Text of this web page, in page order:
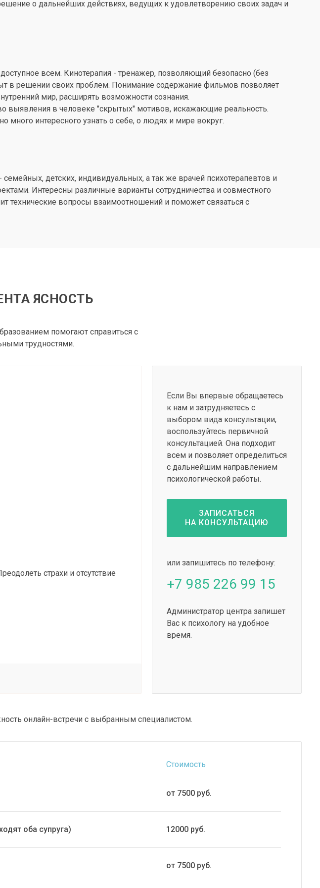
о дальнейших действиях, ведущих к удовлетворению своих задач и
всем. Кинотерапия - тренажер, позволяющий безопасно (без
в решении своих проблем. Понимание содержание фильмов позволяет
мир, расширять возможности сознания.
выявления в человеке "скрытых" мотивов, искажающие реальность.
интересного узнать о себе, о людях и мире вокруг.
детских, индивидуальных, а так же врачей психотерапевтов и
Интересны различные варианты сотрудничества и совместного
технические вопросы взаимоотношений и поможет связаться с
ЯСНОСТЬ
помогают справиться с
трудностями.
страхи и отсутствие
душевные кризисы и найти новые
Если Вы впервые обращаетесь
к нам и затрудняетесь с
выбором вида консультации,
воспользуйтесь первичной
консультацией. Она подходит
всем и позволяет определиться
с дальнейшим направлением
психологической работы.
ЗАПИСАТЬСЯ
НА КОНСУЛЬТАЦИЮ
или запишитесь по телефону:
+7 985 226 99 15
Администратор центра запишет
Вас к психологу на удобное
время.
онлайн-встречи с выбранным специалистом.
Стоимость
от 7500 руб.
оба супруга) 12000 руб.
от 7500 руб.